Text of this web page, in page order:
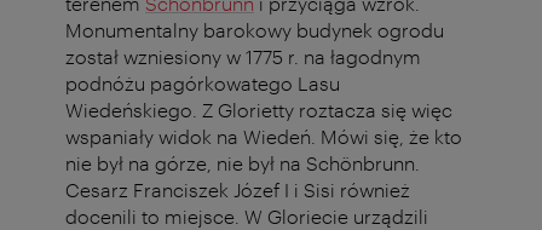
Monumentalny barokowy budynek ogrodu
został wzniesiony w 1775 r. na łagodnym
podnóżu pagórkowatego Lasu
Wiedeńskiego. Z Glorietty roztacza się więc
wspaniały widok na Wiedeń. Mówi się, że kto
nie był na górze, nie był na Schönbrunn.
Cesarz Franciszek Józef I i Sisi również
docenili to miejsce. W Gloriecie urządzili